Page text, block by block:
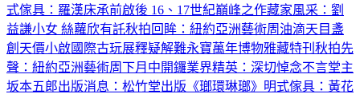
式傢具：羅漢床承前啟後 16、17世紀巔峰之作藏家風采：劉
益謙小女 絲蘿欣有託秋拍回眸：紐約亞洲藝術周油滴天目盞
創天價小啟國際古玩展釋疑解難永寶萬年博物雅藏特刊 秋拍先
聲：紐約亞洲藝術周下月中開鑼業界精英：深切悼念不言堂主
坂本五郎出版消息：松竹堂出版《瑯環琳瑯》 明式傢具：黃花